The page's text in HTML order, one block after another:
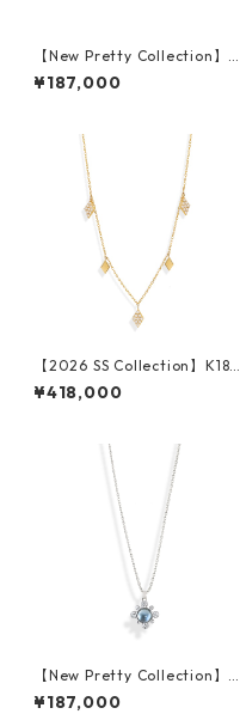
【New Pretty Collection】K1
8PG Morganite Ring
¥187,000
【2026 SS Collection】K18Y
G Diamond Necklace
¥418,000
【New Pretty Collection】K1
8WG Blue Topaz Pendant
¥187,000